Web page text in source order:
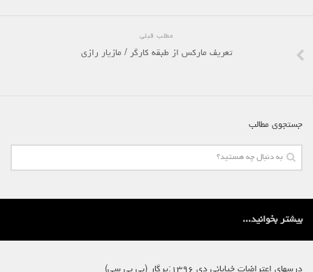
مطلب قبلی
تعریف مارکس از طبقه کارگر / مازیار رازی
جستجوی مطالب
بیشتر بخوانید...
درسهای اعتراضات خیابانی دی ۱۳۹۶:پرگار (بی بی سی)